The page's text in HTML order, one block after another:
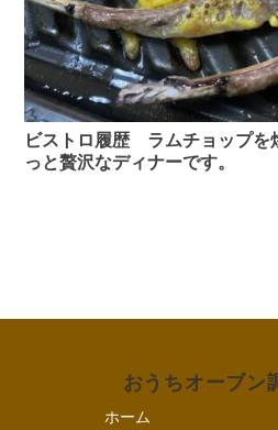
ビストロ履歴 ラムチョップを
っと贅沢なディナーです。
おうちオーブン
ホーム